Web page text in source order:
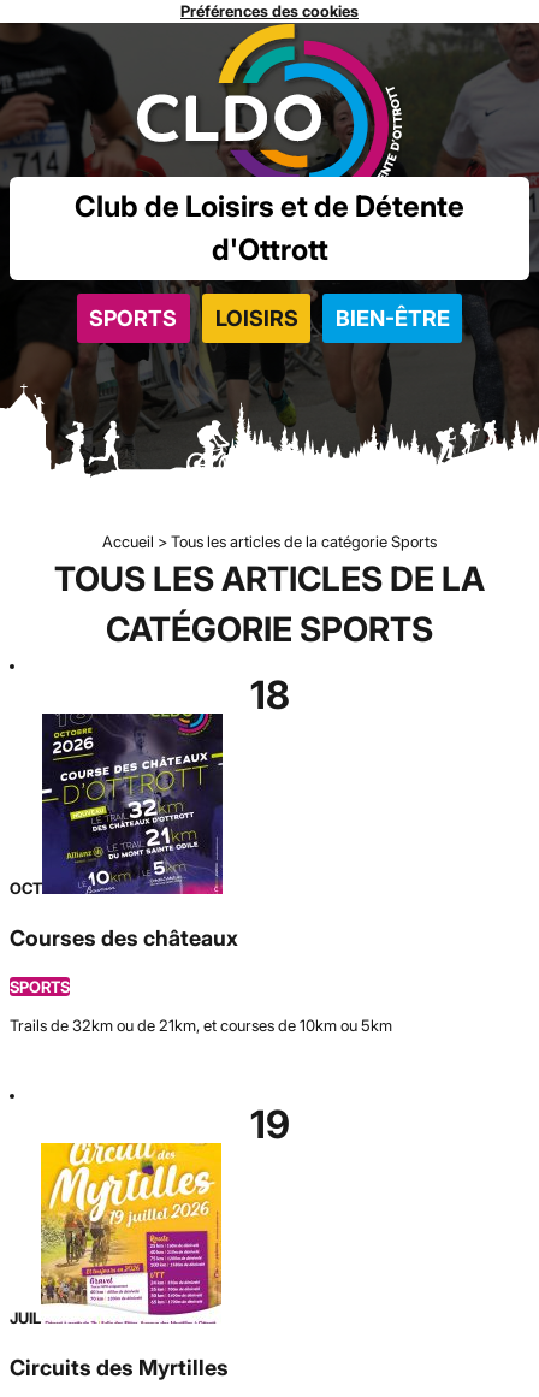
Préférences des cookies
Club de Loisirs et de Détente
d'Ottrott
SPORTS LOISIRS BIEN-ÊTRE
Accueil >Tous les articles de la catégorie Sports
TOUS LES ARTICLES DE LA
CATÉGORIE SPORTS
18
OCT
Courses des châteaux
SPORTS
Trails de 32km ou de 21km, et courses de 10km ou 5km
19
JUIL
Circuits des Myrtilles